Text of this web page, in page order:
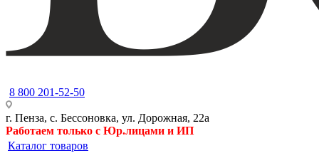
8 800 201-52-50
г. Пенза, с. Бессоновка, ул. Дорожная, 22а
Работаем только с Юр.лицами и ИП
Каталог товаров